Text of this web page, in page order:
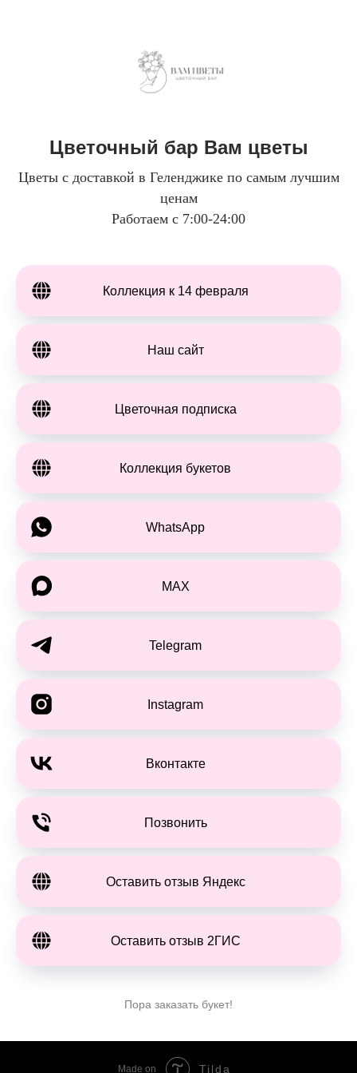
Цветочный бар Вам цветы
Цветы с доставкой в Геленджике по самым лучшим
ценам
Работаем с 7:00-24:00
Коллекция к 14 февраля
Наш сайт
Цветочная подписка
Коллекция букетов
WhatsApp
MAX
Telegram
Instagram
Вконтакте
Позвонить
Оставить отзыв Яндекс
Оставить отзыв 2ГИС
Пора заказать букет!
Made on Tilda